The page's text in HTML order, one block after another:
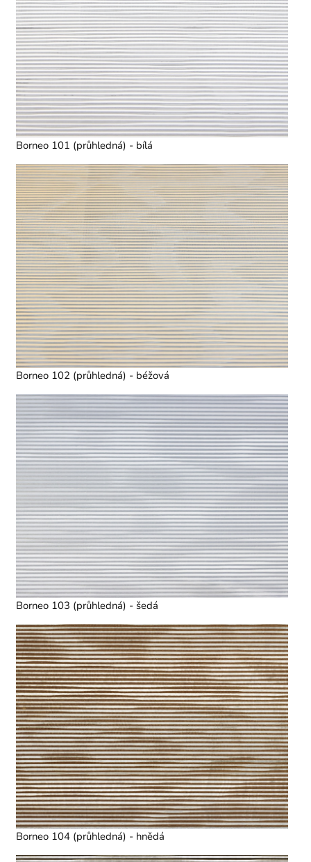
Borneo 101 (průhledná) - bílá
Borneo 102 (průhledná) - béžová
Borneo 103 (průhledná) - šedá
Borneo 104 (průhledná) - hnědá